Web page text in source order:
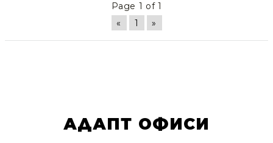
Page 1 of 1
«
1 »
АДАПТ ОФИСИ